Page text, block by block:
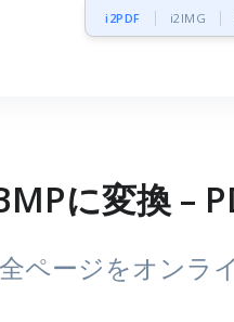
i2PDF i2IMG
に変換 –
ページをオンラ